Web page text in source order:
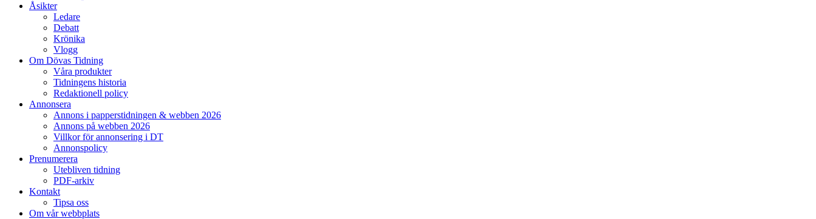
Åsikter
Ledare
Debatt
Krönika
Vlogg
Om Dövas Tidning
Våra produkter
Tidningens historia
Redaktionell policy
Annonsera
Annons i papperstidningen & webben 2026
Annons på webben 2026
Villkor för annonsering i DT
Annonspolicy
Prenumerera
Utebliven tidning
PDF-arkiv
Kontakt
Tipsa oss
Om vår webbplats